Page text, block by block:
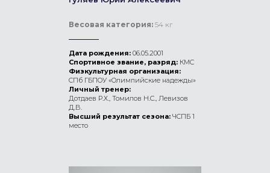
Весовая категория: 54 кг
Дата рождения: 06.05.2001
Спортивное звание, разряд: КМС
Физкультурная организация:
СПб ГБПОУ «Олимпийские надежды»
Личный тренер:
Дотдаев Р.Х., Томилов Н.С., Левизов
Д.В.
Высший результат сезона: ЧСПБ 1
место